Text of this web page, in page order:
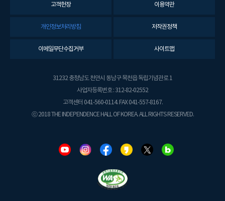
고객헌장 이용약관
개인정보처리방침 저작권정책
이메일무단수집거부 사이트맵
31232 충청남도 천안시 동남구 목천읍 독립기념관로 1
사업자등록번호 : 312-82-02552
고객센터 041-560-0114. FAX 041-557-8167.
ⓒ 2018 THE INDEPENDENCE HALL OF KOREA. ALL RIGHTS RESERVED.